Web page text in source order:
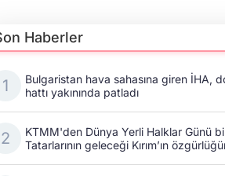
Haberler
Bulgaristan hava sahasına giren İHA,
hattı yakınında patladı
KTMM'den Dünya Yerli Halklar Günü
Tatarlarının geleceği Kırım’ın